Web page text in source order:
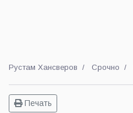
Рустам Хансверов Срочно
Печать